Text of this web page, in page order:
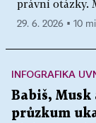
právní otázky.
29. 6. 2026 ▪ 10
INFOGRAFIKA
Babiš,
průzkum